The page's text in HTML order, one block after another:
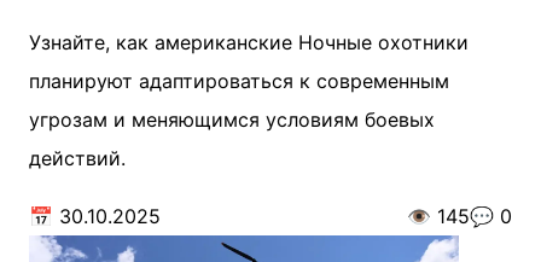
Узнайте, как американские Ночные охотники
планируют адаптироваться к современным
угрозам и меняющимся условиям боевых
действий.
📅 30.10.2025 👁️ 145💬 0